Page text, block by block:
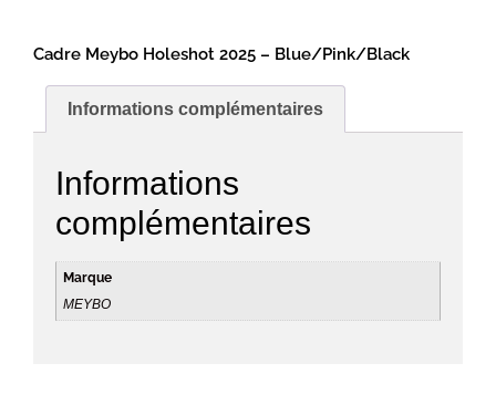
Cadre Meybo Holeshot 2025 – Blue/Pink/Black
Informations complémentaires
Informations
complémentaires
Marque
MEYBO